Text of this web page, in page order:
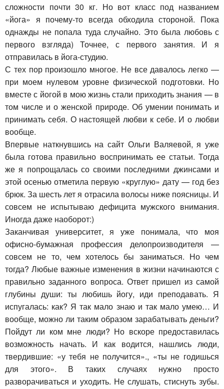
сложности почти 30 кг. Но вот класс под названием
«йога» я почему-то всегда обходила стороной. Пока
однажды не попала туда случайно. Это была любовь с
первого взгляда) Точнее, с первого занятия. И я
отправилась в йога-студию.
С тех пор произошло многое. Не все давалось легко —
при моем нулевом уровне физической подготовки. Но
вместе с йогой в мою жизнь стали приходить знания — в
том числе и о женской природе. Об умении понимать и
принимать себя. О настоящей любви к себе. И о любви
вообще.
Впервые наткнувшись на сайт Ольги Валяевой, я уже
была готова правильно воспринимать ее статьи. Тогда
же я попрощалась со своими последними джинсами и
этой осенью отметила первую «круглую» дату — год без
брюк. За шесть лет я отрасила волосы ниже поясницы. И
совсем не испытываю дефицита мужского внимания.
Иногда даже наоборот:)
Заканчивая университет, я уже понимала, что моя
офисно-бумажная профессия делопроизводителя —
совсем не то, чем хотелось бы заниматься. Но чем
тогда? Любые важные изменения в жизни начинаются с
правильно заданного вопроса. Ответ пришел из самой
глубины души: ты любишь йогу, иди преподавать. Я
испугалась: как? Я так мало знаю и так мало умею… И
вообще, можно ли таким образом зарабатывать деньги?
Пойдут ли ком мне люди? Но вскоре предоставилась
возможность начать. И как водится, нашлись люди,
твердившие: «у тебя не получится»., «ты не годишься
для этого». В таких случаях нужно просто
разворачиваться и уходить. Не слушать, стиснуть зубы.